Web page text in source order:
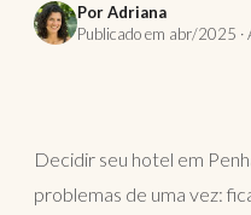
Por Adriana
Publicado em abr/2025
Decidir seu hotel em
problemas de uma vez: